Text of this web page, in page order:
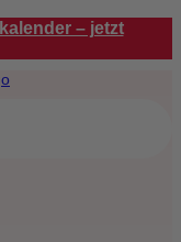
– jetzt